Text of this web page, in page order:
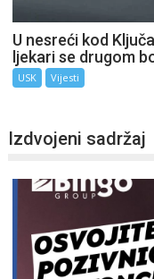
U nesreći kod
ljekari se drugom
USK Vijesti
Izdvojeni sadržaj